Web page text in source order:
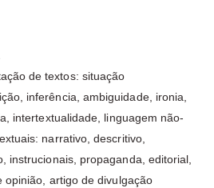
de textos: situação
inferência, ambiguidade, ironia,
intertextualidade, linguagem não-
narrativo, descritivo,
instrucionais, propaganda, editorial,
opinião, artigo de divulgação